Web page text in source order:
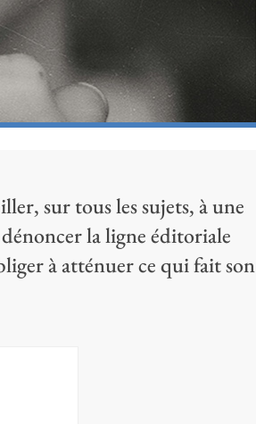
sur tous les sujets, à une
la ligne éditoriale
à atténuer ce qui fait son